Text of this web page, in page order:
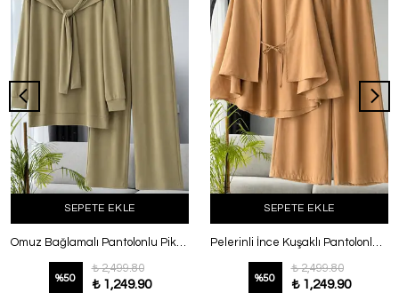
SEPETE EKLE
Omuz Bağlamalı Pantolonlu Pike Takım Adaçayı
%50
₺ 2,499.80
₺ 1,249.90
SEPETE EKLE
Pelerinli İnce Kuşaklı Pantolonlu Takım Camel
%50
₺ 2,499.80
₺ 1,249.90